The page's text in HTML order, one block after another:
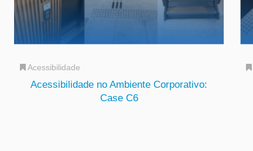
Acessibilidade
Acessibilidade no Ambiente Corporativo:
Case C6